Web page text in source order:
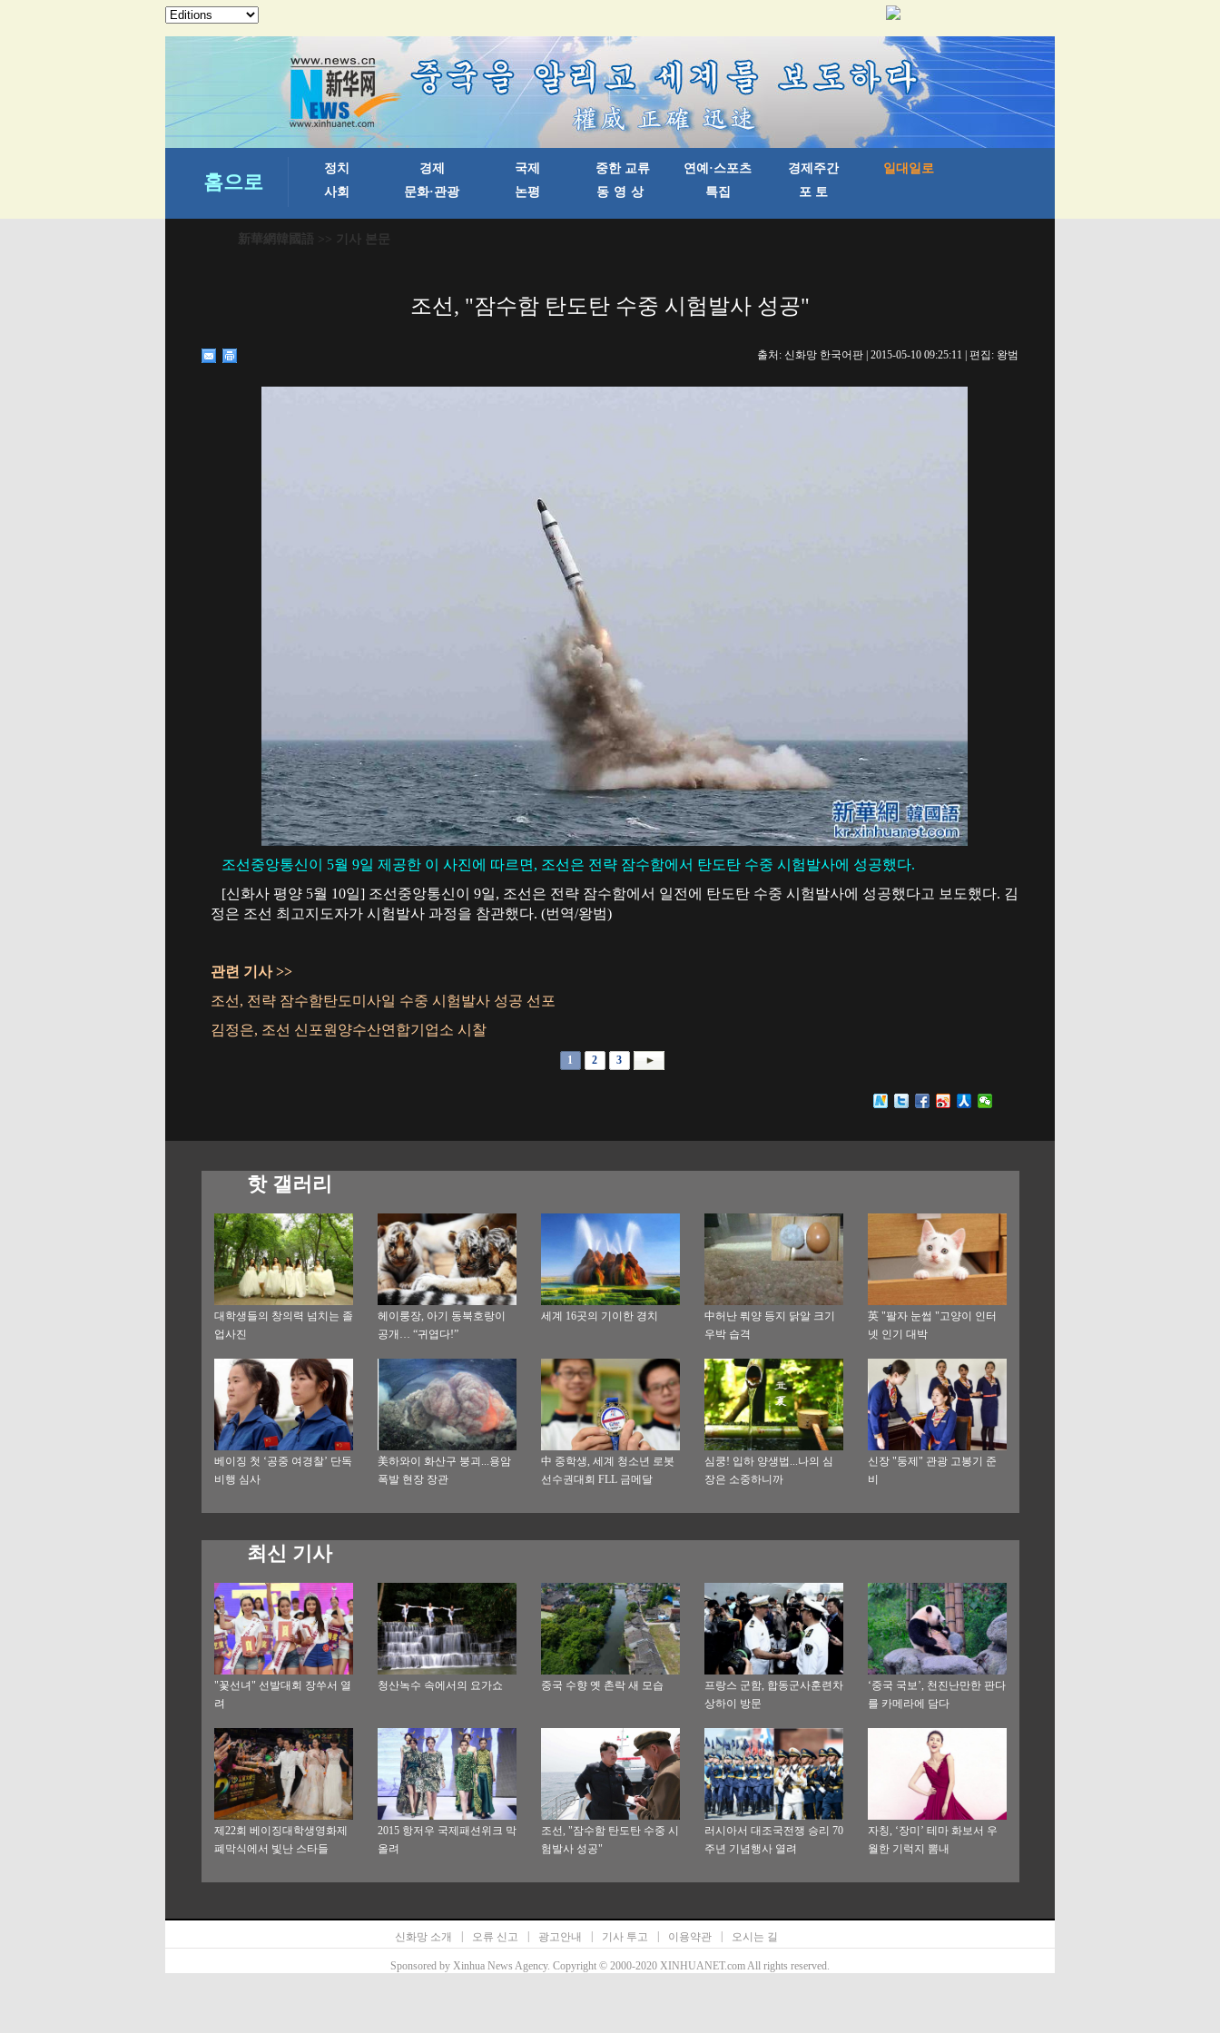
新華網韓國語 >> 기사 본문
조선, "잠수함 탄도탄 수중 시험발사 성공"
출처: 신화망 한국어판 | 2015-05-10 09:25:11 | 편집: 왕범
조선중앙통신이 5월 9일 제공한 이 사진에 따르면, 조선은 전략 잠수함에서 탄도탄 수중 시험발사에 성공했다.
[신화사 평양 5월 10일] 조선중앙통신이 9일, 조선은 전략 잠수함에서 일전에 탄도탄 수중 시험발사에 성공했다고 보도했다. 김
정은 조선 최고지도자가 시험발사 과정을 참관했다. (번역/왕범)
관련 기사 >>
조선, 전략 잠수함탄도미사일 수중 시험발사 성공 선포
김정은, 조선 신포원양수산연합기업소 시찰
1 2 3
핫 갤러리
대학생들의 창의력 넘치는 졸
업사진
헤이룽장, 아기 동북호랑이
공개… “귀엽다!”
세계 16곳의 기이한 경치
中허난 뤄양 등지 닭알 크기
우박 습격
英 "팔자 눈썹 "고양이 인터
넷 인기 대박
베이징 첫 ‘공중 여경찰’ 단독
비행 심사
美하와이 화산구 붕괴...용암
폭발 현장 장관
中 중학생, 세계 청소년 로봇
선수권대회 FLL 금메달
심쿵! 입하 양생법...나의 심
장은 소중하니까
신장 "둥제" 관광 고봉기 준
비
최신 기사
"꽃선녀" 선발대회 장쑤서 열
려
청산녹수 속에서의 요가쇼 중국 수향 옛 촌락 새 모습
프랑스 군함, 합동군사훈련차
상하이 방문
‘중국 국보’, 천진난만한 판다
를 카메라에 담다
제22회 베이징대학생영화제
폐막식에서 빛난 스타들
2015 항저우 국제패션위크 막
올려
조선, "잠수함 탄도탄 수중 시
험발사 성공"
러시아서 대조국전쟁 승리 70
주년 기념행사 열려
자칭, ‘장미’ 테마 화보서 우
월한 기럭지 뽐내